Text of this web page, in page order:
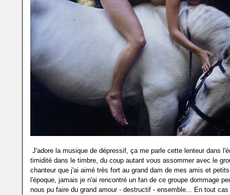
J'adore la musique de dépressif, ça me parle cette lenteur dans
timidité dans le timbre, du coup autant vous assommer avec le
chanteur que j'ai aimé très fort au grand dam de mes amis et
l'époque, jamais je n'ai rencontré un fan de ce groupe dommage
nous pu faire du grand amour - destructif - ensemble... En tout